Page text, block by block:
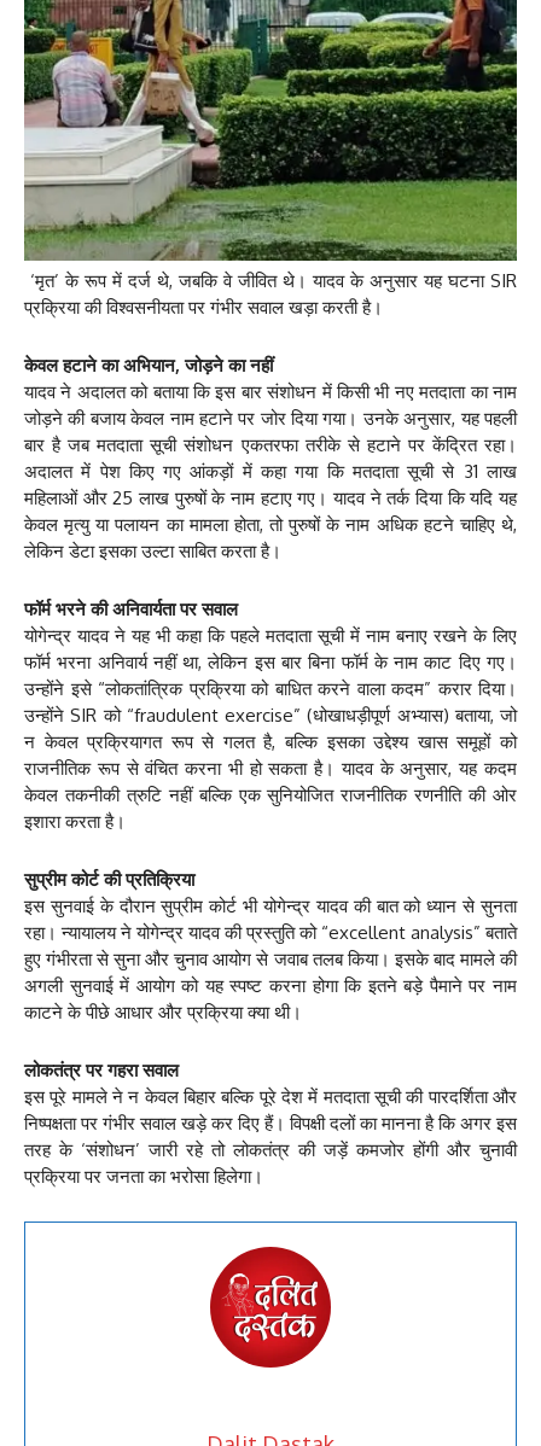
‘मृत’ के रूप में दर्ज थे, जबकि वे जीवित थे। यादव के अनुसार यह घटना SIR
प्रक्रिया की विश्वसनीयता पर गंभीर सवाल खड़ा करती है।
केवल हटाने का अभियान, जोड़ने का नहीं
यादव ने अदालत को बताया कि इस बार संशोधन में किसी भी नए मतदाता का नाम
जोड़ने की बजाय केवल नाम हटाने पर जोर दिया गया। उनके अनुसार, यह पहली
बार है जब मतदाता सूची संशोधन एकतरफा तरीके से हटाने पर केंद्रित रहा।
अदालत में पेश किए गए आंकड़ों में कहा गया कि मतदाता सूची से 31 लाख
महिलाओं और 25 लाख पुरुषों के नाम हटाए गए। यादव ने तर्क दिया कि यदि यह
केवल मृत्यु या पलायन का मामला होता, तो पुरुषों के नाम अधिक हटने चाहिए थे,
लेकिन डेटा इसका उल्टा साबित करता है।
फॉर्म भरने की अनिवार्यता पर सवाल
योगेन्द्र यादव ने यह भी कहा कि पहले मतदाता सूची में नाम बनाए रखने के लिए
फॉर्म भरना अनिवार्य नहीं था, लेकिन इस बार बिना फॉर्म के नाम काट दिए गए।
उन्होंने इसे “लोकतांत्रिक प्रक्रिया को बाधित करने वाला कदम” करार दिया।
उन्होंने SIR को “fraudulent exercise” (धोखाधड़ीपूर्ण अभ्यास) बताया, जो
न केवल प्रक्रियागत रूप से गलत है, बल्कि इसका उद्देश्य खास समूहों को
राजनीतिक रूप से वंचित करना भी हो सकता है। यादव के अनुसार, यह कदम
केवल तकनीकी त्रुटि नहीं बल्कि एक सुनियोजित राजनीतिक रणनीति की ओर
इशारा करता है।
सुप्रीम कोर्ट की प्रतिक्रिया
इस सुनवाई के दौरान सुप्रीम कोर्ट भी योगेन्द्र यादव की बात को ध्यान से सुनता
रहा। न्यायालय ने योगेन्द्र यादव की प्रस्तुति को “excellent analysis” बताते
हुए गंभीरता से सुना और चुनाव आयोग से जवाब तलब किया। इसके बाद मामले की
अगली सुनवाई में आयोग को यह स्पष्ट करना होगा कि इतने बड़े पैमाने पर नाम
काटने के पीछे आधार और प्रक्रिया क्या थी।
लोकतंत्र पर गहरा सवाल
इस पूरे मामले ने न केवल बिहार बल्कि पूरे देश में मतदाता सूची की पारदर्शिता और
निष्पक्षता पर गंभीर सवाल खड़े कर दिए हैं। विपक्षी दलों का मानना है कि अगर इस
तरह के ‘संशोधन’ जारी रहे तो लोकतंत्र की जड़ें कमजोर होंगी और चुनावी
प्रक्रिया पर जनता का भरोसा हिलेगा।